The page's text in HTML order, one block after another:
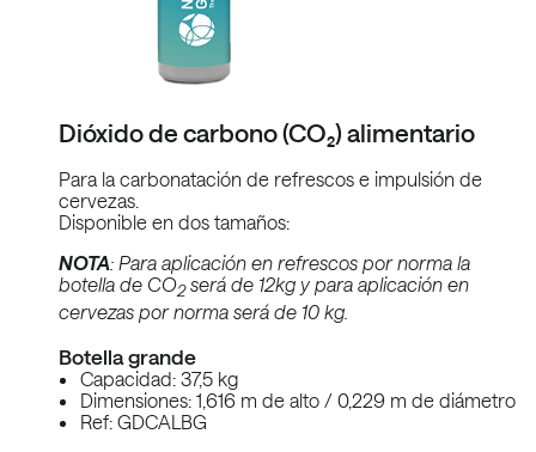
Dióxido de carbono (CO₂) alimentario
Para la carbonatación de refrescos e impulsión de
cervezas.
Disponible en dos tamaños:
NOTA: Para aplicación en refrescos por norma la
botella de CO2será de 12kg y para aplicación en
cervezas por norma será de 10 kg.
Botella grande
Capacidad: 37,5 kg
Dimensiones: 1,616 m de alto / 0,229 m de diámetro
Ref: GDCALBG